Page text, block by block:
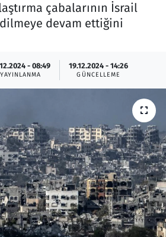
çabalarının İsrail
devam ettiğini
- 08:49
YAYINLANMA
19.12.2024 - 14:26
GÜNCELLEME